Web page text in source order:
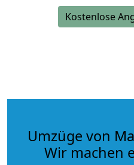
Kostenlose
Umzüge von
Wir machen